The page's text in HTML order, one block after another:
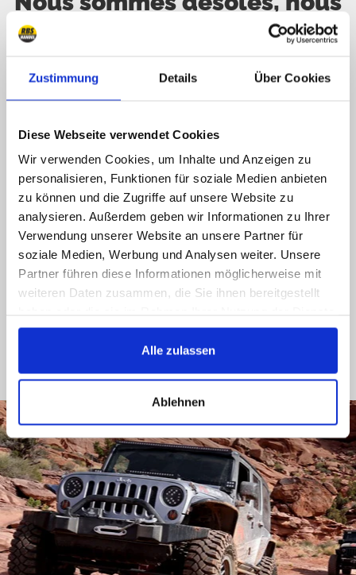
Zustimmung Details Über Cookies
Diese Webseite verwendet Cookies
Wir verwenden Cookies, um Inhalte und Anzeigen zu
personalisieren, Funktionen für soziale Medien anbieten
zu können und die Zugriffe auf unsere Website zu
analysieren. Außerdem geben wir Informationen zu Ihrer
Verwendung unserer Website an unsere Partner für
soziale Medien, Werbung und Analysen weiter. Unsere
Partner führen diese Informationen möglicherweise mit
weiteren Daten zusammen, die Sie ihnen bereitgestellt
gesammelt haben.
Alle zulassen
Ablehnen
ne sommes pas online, mais
vous répondrons le plus tôt possible
089 - 41 61 08 780
(9:30-14:00 16:00-19:00)
info@rbs-handel.de
Facebook